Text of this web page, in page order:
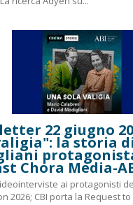
22 giugno
la storia
Chora Media-
ai protagonisti
2026; CBI porta la Request to